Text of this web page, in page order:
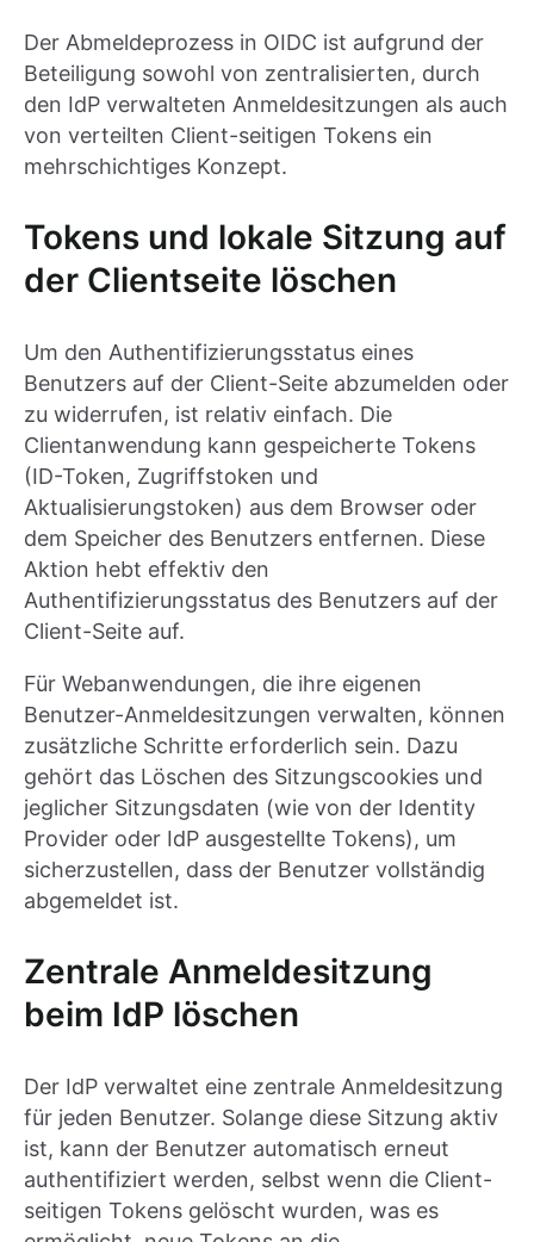
Der Abmeldeprozess in OIDC ist aufgrund der
Beteiligung sowohl von zentralisierten, durch
den IdP verwalteten Anmeldesitzungen als auch
von verteilten Client-seitigen Tokens ein
mehrschichtiges Konzept.
Tokens und lokale Sitzung auf
der Clientseite löschen
Um den Authentifizierungsstatus eines
Benutzers auf der Client-Seite abzumelden oder
zu widerrufen, ist relativ einfach. Die
Clientanwendung kann gespeicherte Tokens
(ID-Token, Zugriffstoken und
Aktualisierungstoken) aus dem Browser oder
dem Speicher des Benutzers entfernen. Diese
Aktion hebt effektiv den
Authentifizierungsstatus des Benutzers auf der
Client-Seite auf.
Für Webanwendungen, die ihre eigenen
Benutzer-Anmeldesitzungen verwalten, können
zusätzliche Schritte erforderlich sein. Dazu
gehört das Löschen des Sitzungscookies und
jeglicher Sitzungsdaten (wie von der Identity
Provider oder IdP ausgestellte Tokens), um
sicherzustellen, dass der Benutzer vollständig
abgemeldet ist.
Zentrale Anmeldesitzung
beim IdP löschen
Der IdP verwaltet eine zentrale Anmeldesitzung
für jeden Benutzer. Solange diese Sitzung aktiv
ist, kann der Benutzer automatisch erneut
authentifiziert werden, selbst wenn die Client-
seitigen Tokens gelöscht wurden, was es